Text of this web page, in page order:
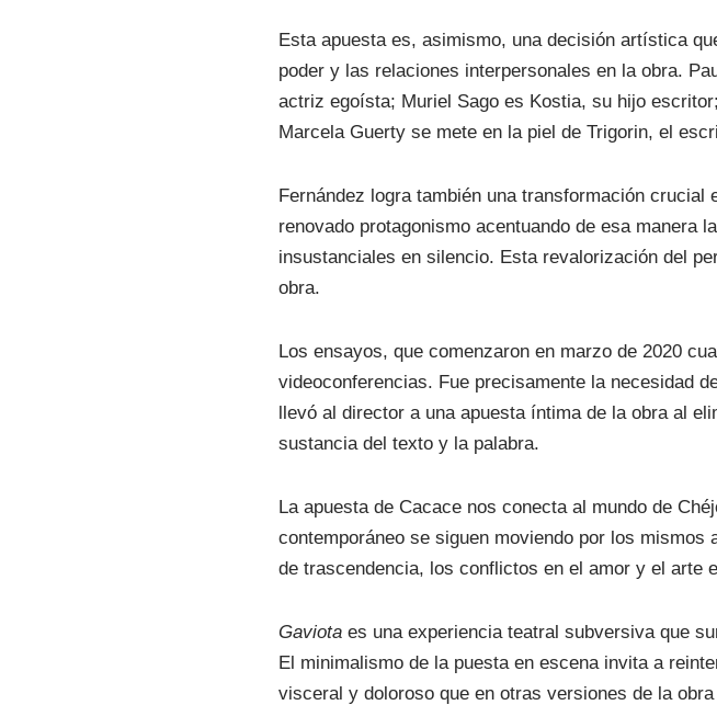
Esta apuesta es, asimismo, una decisión artística
poder y las relaciones interpersonales en la obra.
actriz egoísta; Muriel Sago es Kostia, su hijo
Marcela Guerty se mete en la piel de Trigorin, el
Fernández logra también una transformación
renovado protagonismo acentuando de esa manera
insustanciales en silencio. Esta revalorización del
obra.
Los ensayos, que comenzaron en marzo de 2020
videoconferencias. Fue precisamente la necesidad
llevó al director a una apuesta íntima de la obra al
sustancia del texto y la palabra.
La apuesta de Cacace nos conecta al mundo de
contemporáneo se siguen moviendo por los
de trascendencia, los conflictos en el amor y el arte
Gaviota es una experiencia teatral subversiva que
El minimalismo de la puesta en escena invita a
visceral y doloroso que en otras versiones de la